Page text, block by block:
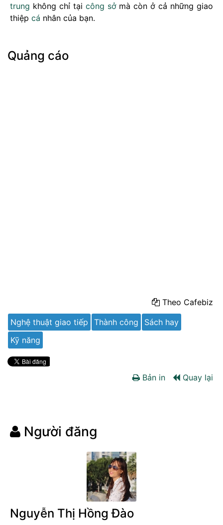
trung không chỉ tại công sởmà còn ở cả những giao
thiệp cá nhân của bạn.
Quảng cáo
Theo Cafebiz
Nghệ thuật giao tiếp
Thành công
Sách hay
Kỹ năng
Bản in Quay lại
Người đăng
Nguyễn Thị Hồng Đào